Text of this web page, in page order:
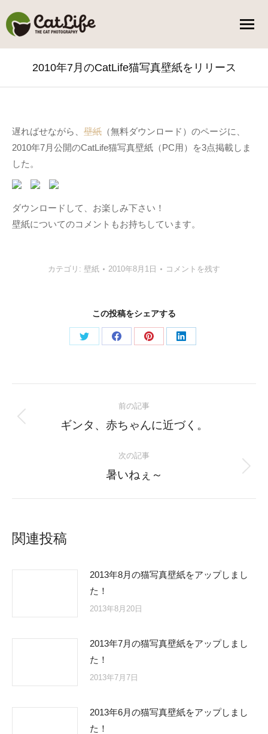
2010年7月のCatLife猫写真壁紙をリリース
遅ればせながら、 壁紙 （無料ダウンロード）のページに、
2010年7月公開のCatLife猫写真壁紙（PC用）を3点掲載しま
した。
ダウンロードして、お楽しみ下さい！
壁紙についてのコメントもお持ちしています。
カテゴリ: 壁紙 2010年8月1日 コメントを残す
この投稿をシェアする
Share
Share
Share
Share
navigation
前の記事
Previous
ギンタ、赤ちゃんに近づく。
次の記事
Next
暑いねぇ～
関連投稿
2013年8月の猫写真壁紙をアップしまし
た！
2013年8月20日
2013年7月の猫写真壁紙をアップしまし
た！
2013年7月7日
2013年6月の猫写真壁紙をアップしまし
た！